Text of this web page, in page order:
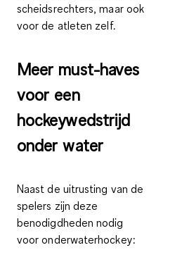
scheidsrechters, maar ook
voor de atleten zelf.
Meer must-haves
voor een
hockeywedstrijd
onder water
Naast de uitrusting van de
spelers zijn deze
benodigdheden nodig
voor onderwaterhockey: